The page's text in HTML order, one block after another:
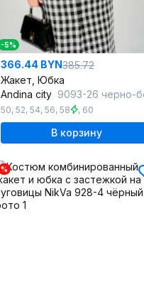
-5%
366.44 BYN385.72
Жакет, Юбка
Andina city 9093-26 черно-
50, 52, 54, 56, 58 , 60
В корзину
%